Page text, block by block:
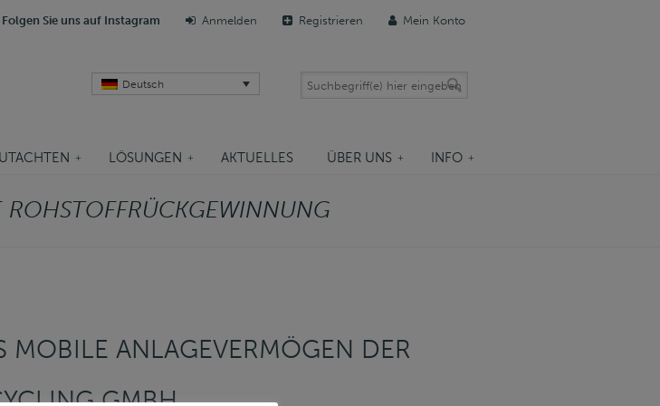
Folgen Sie uns auf Instagram Anmelden Registrieren Mein Konto
Deutsch
LÖSUNGEN AKTUELLES ÜBER UNS INFO
ROHSTOFFRÜCKGEWINNUNG
MOBILE ANLAGEVERMÖGEN DER
GMBH